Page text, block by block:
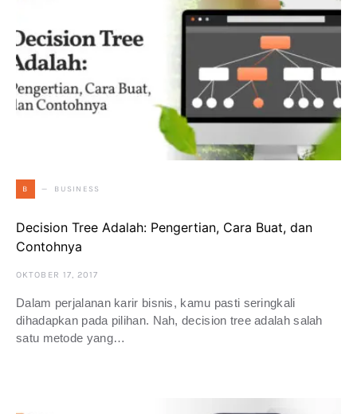
B BUSINESS
Decision Tree Adalah: Pengertian, Cara Buat, dan
Contohnya
OKTOBER 17, 2017
Dalam perjalanan karir bisnis, kamu pasti seringkali
dihadapkan pada pilihan. Nah, decision tree adalah salah
satu metode yang…